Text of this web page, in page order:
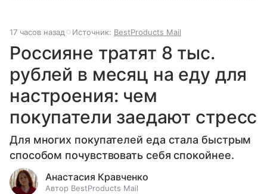
17 часов назад Источник: BestProducts Mail
Россияне тратят 8 тыс.
рублей в месяц на еду для
настроения: чем
покупатели заедают стресс
Для многих покупателей еда стала быстрым
способом почувствовать себя спокойнее.
Анастасия Кравченко
Автор BestProducts Mail